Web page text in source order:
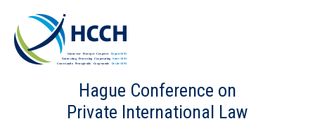
Hague Conference on
Private International Law